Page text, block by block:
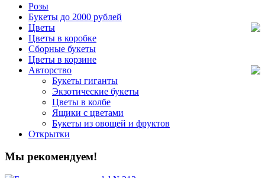
Розы
Букеты до 2000 рублей
Цветы
Цветы в коробке
Сборные букеты
Цветы в корзине
Авторство
Букеты гиганты
Экзотические букеты
Цветы в колбе
Ящики с цветами
Букеты из овощей и фруктов
Открытки
Мы рекомендуем!